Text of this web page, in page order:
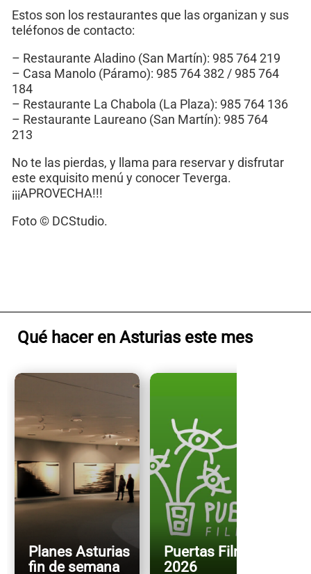
Estos son los restaurantes que las organizan y sus
teléfonos de contacto:
– Restaurante Aladino (San Martín): 985 764 219
– Casa Manolo (Páramo): 985 764 382 / 985 764
184
– Restaurante La Chabola (La Plaza): 985 764 136
– Restaurante Laureano (San Martín): 985 764
213
No te las pierdas, y llama para reservar y disfrutar
este exquisito menú y conocer Teverga.
¡¡¡APROVECHA!!!
Foto © DCStudio.
Qué hacer en Asturias este mes
Planes Asturias
fin de semana
Puertas FilmFest
2026